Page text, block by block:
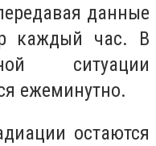
данные
каждый час. В
ситуации
ежеминутно.
остаются